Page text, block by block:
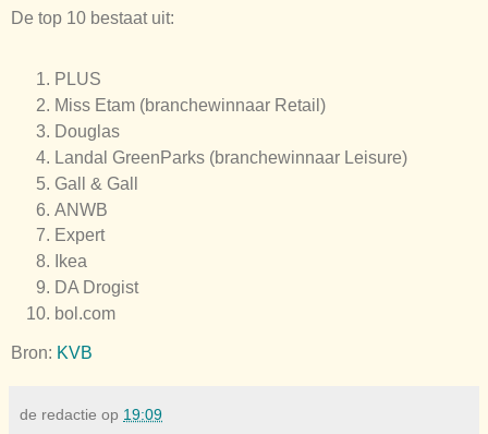
De top 10 bestaat uit:
PLUS
Miss Etam (branchewinnaar Retail)
Douglas
Landal GreenParks (branchewinnaar Leisure)
Gall & Gall
ANWB
Expert
Ikea
DA Drogist
bol.com
Bron: KVB
de redactie op 19:09